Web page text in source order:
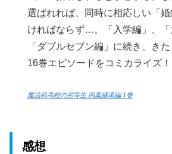
選ばれれば、同時に相応しい「
ければならず…。「入学編」、「
「ダブルセブン編」に続き、き
16巻エピソードをコミカライズ！
魔法科高校の劣等生 四葉継承編 1巻
感想